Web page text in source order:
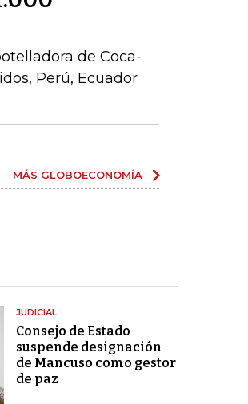
de Coca-
Perú, Ecuador
MÁS GLOBOECONOMÍA
JUDICIAL
Consejo de Estado
suspende designación
de Mancuso como gestor
de paz